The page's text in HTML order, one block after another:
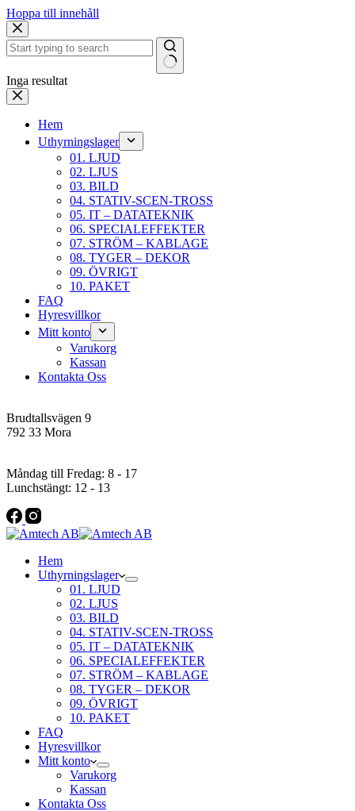
Hoppa till innehåll
Inga resultat
Hem
Uthyrningslager
01. LJUD
02. LJUS
03. BILD
04. STATIV-SCEN-TROSS
05. IT – DATATEKNIK
06. SPECIALEFFEKTER
07. STRÖM – KABLAGE
08. TYGER – DEKOR
09. ÖVRIGT
10. PAKET
FAQ
Hyresvillkor
Mitt konto
Varukorg
Kassan
Kontakta Oss
Brudtallsvägen 9
792 33 Mora
Måndag till Fredag: 8 - 17
Lunchstängt: 12 - 13
Hem
Uthyrningslager
01. LJUD
02. LJUS
03. BILD
04. STATIV-SCEN-TROSS
05. IT – DATATEKNIK
06. SPECIALEFFEKTER
07. STRÖM – KABLAGE
08. TYGER – DEKOR
09. ÖVRIGT
10. PAKET
FAQ
Hyresvillkor
Mitt konto
Varukorg
Kassan
Kontakta Oss